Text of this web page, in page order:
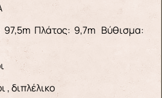
Πλάτος: 9,7m Βύθισμα:
διπλέλικο